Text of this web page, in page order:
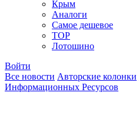
Крым
Аналоги
Самое дешевое
TOP
Лотошино
Войти
Все новости Авторские колонки
Информационных Ресурсов